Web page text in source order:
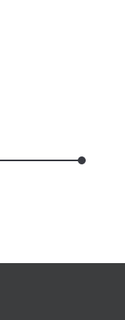
tot € 80,00